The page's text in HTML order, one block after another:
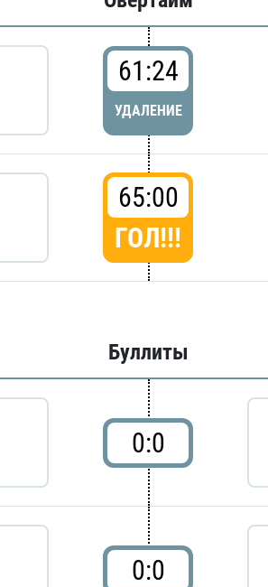
61:24
УДАЛЕНИЕ
65:00
ГОЛ!!!
Буллиты
0:0
0:0